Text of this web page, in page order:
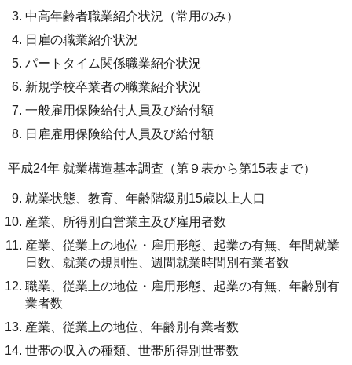
中高年齢者職業紹介状況（常用のみ）
日雇の職業紹介状況
パートタイム関係職業紹介状況
新規学校卒業者の職業紹介状況
一般雇用保険給付人員及び給付額
日雇雇用保険給付人員及び給付額
平成24年 就業構造基本調査（第９表から第15表まで）
就業状態、教育、年齢階級別15歳以上人口
産業、所得別自営業主及び雇用者数
産業、従業上の地位・雇用形態、起業の有無、年間就業
日数、就業の規則性、週間就業時間別有業者数
職業、従業上の地位・雇用形態、起業の有無、年齢別有
業者数
産業、従業上の地位、年齢別有業者数
世帯の収入の種類、世帯所得別世帯数